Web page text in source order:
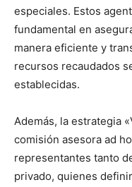
especiales. Estos
fundamental en
manera eficiente y
recursos recaudados
establecidas.
Además, la estrategia
comisión asesora ad
representantes tanto
privado, quienes